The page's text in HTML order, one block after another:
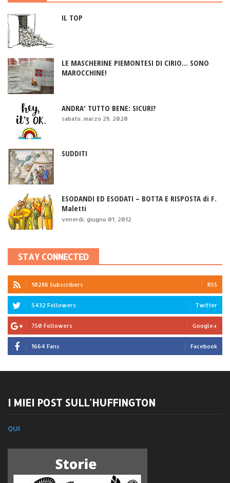
IL TOP
LE MASCHERINE PIEMONTESI DI CIRIO... SONO
MAROCCHINE!
ANDRA' TUTTO BENE: SICURI?
sabato, marzo 28, 2020
SUDDITI
ESODANDI ED ESODATI – BOTTA E RISPOSTA di F.
Maletti
venerdì, giugno 01, 2012
STAY CONNECTED
10286 Subscribers RSS
5432 Followers Twitter
750 Followers Google+
1664 Fans Facebook
I MIEI POST SULL'HUFFINGTON
QUI